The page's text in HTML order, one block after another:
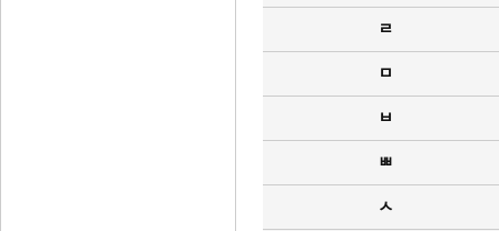
ㄹ
ㅁ
ㅂ
ㅃ
ㅅ